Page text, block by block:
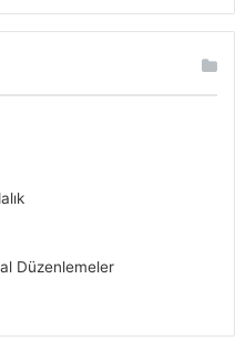
Düzenlemeler